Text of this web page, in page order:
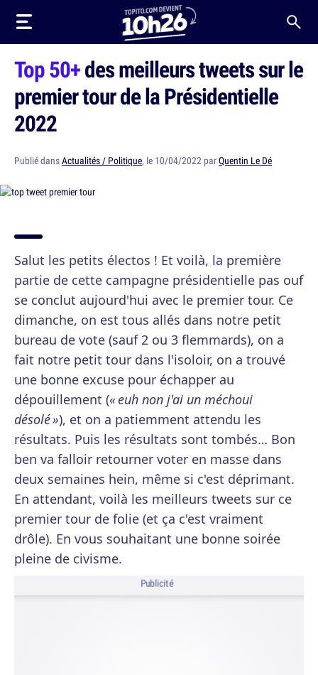
Top 50+des meilleurs tweets sur le
premier tour de la Présidentielle
2022
Publié dansActualités / Politique, le 10/04/2022 parQuentin Le Dé
Salut les petits électos ! Et voilà, la première
partie de cette campagne présidentielle pas ouf
se conclut aujourd'hui avec le premier tour. Ce
dimanche, on est tous allés dans notre petit
bureau de vote (sauf 2 ou 3 flemmards), on a
fait notre petit tour dans l'isoloir, on a trouvé
une bonne excuse pour échapper au
dépouillement (« euh non j'ai un méchoui
désolé »), et on a patiemment attendu les
résultats. Puis les résultats sont tombés… Bon
ben va falloir retourner voter en masse dans
deux semaines hein, même si c'est déprimant.
En attendant, voilà les meilleurs tweets sur ce
premier tour de folie (et ça c'est vraiment
drôle). En vous souhaitant une bonne soirée
pleine de civisme.
Publicité